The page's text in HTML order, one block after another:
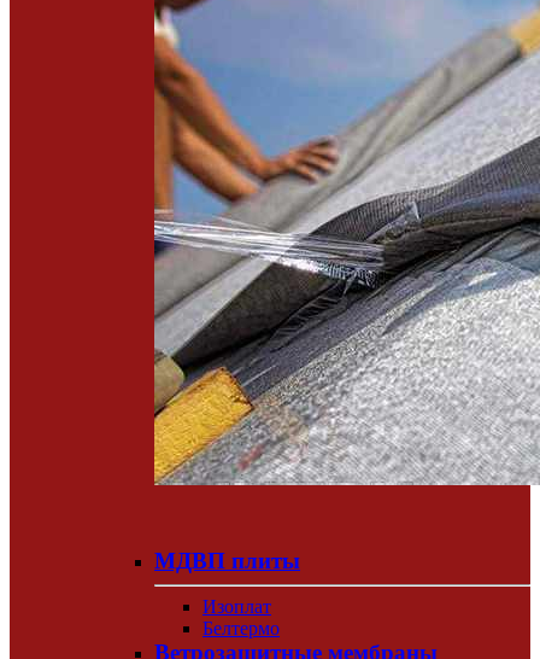
МДВП плиты
Изоплат
Белтермо
Ветрозащитные мембраны